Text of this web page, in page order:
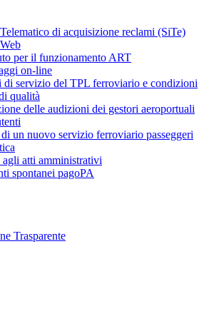
di acquisizione reclami (SiTe)
per il funzionamento ART
on-line
di servizio del TPL ferroviario e condizioni
qualità
delle audizioni dei gestori aeroportuali
un nuovo servizio ferroviario passeggeri
agli atti amministrativi
spontanei pagoPA
Trasparente